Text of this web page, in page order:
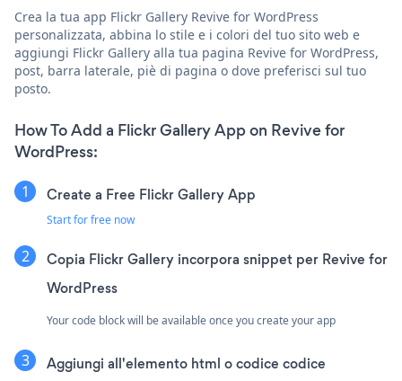
Crea la tua app Flickr Gallery Revive for WordPress
personalizzata, abbina lo stile e i colori del tuo sito web e
aggiungi Flickr Gallery alla tua pagina Revive for WordPress,
post, barra laterale, piè di pagina o dove preferisci sul tuo
posto.
How To Add a Flickr Gallery App on Revive for
WordPress:
Create a Free Flickr Gallery App
Start for free now
Copia Flickr Gallery incorpora snippet per Revive for
WordPress
Your code block will be available once you create your app
Aggiungi all'elemento html o codice codice